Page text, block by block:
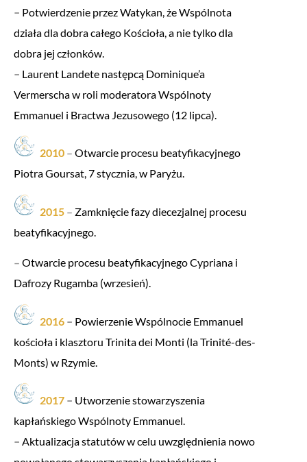
– Potwierdzenie przez Watykan, że Wspólnota
działa dla dobra całego Kościoła, a nie tylko dla
dobra jej członków.
– Laurent Landete następcą Dominique’a
Vermerscha w roli moderatora Wspólnoty
Emmanuel i Bractwa Jezusowego (12 lipca).
2010 – Otwarcie procesu beatyfikacyjnego
Piotra Goursat, 7 stycznia, w Paryżu.
2015 – Zamknięcie fazy diecezjalnej procesu
beatyfikacyjnego.
– Otwarcie procesu beatyfikacyjnego Cypriana i
Dafrozy Rugamba (wrzesień).
2016 – Powierzenie Wspólnocie Emmanuel
kościoła i klasztoru Trinita dei Monti (la Trinité-des-
Monts) w Rzymie.
2017 – Utworzenie stowarzyszenia
kapłańskiego Wspólnoty Emmanuel.
– Aktualizacja statutów w celu uwzględnienia nowo